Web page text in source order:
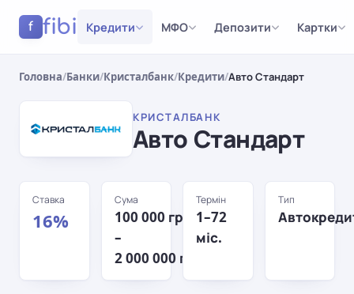
f fibi Кредити МФО Депозити Картки
Головна/Банки/Кристалбанк/Кредити/Авто Стандарт
КРИСТАЛБАНК
Авто Стандарт
Ставка
16%
Сума
100 000 грн
–
2 000 000 грн
Термін
1–72
міс.
Тип